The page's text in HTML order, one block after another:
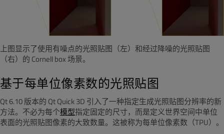
上图显示了使用有噪点的光照贴图（左）和经过降噪的光照贴图
（右）的 Cornell box 场景。
基于每单位像素数的光照贴图
Qt 6.10 版本的 Qt Quick 3D 引入了一种指定生成光照贴图分辨率的新
方法。不必为每个模型指定固定的尺寸，而是定义世界空间中单位
表面的光照贴图像素的大致数量。这被称为每单位像素数（TPU）。